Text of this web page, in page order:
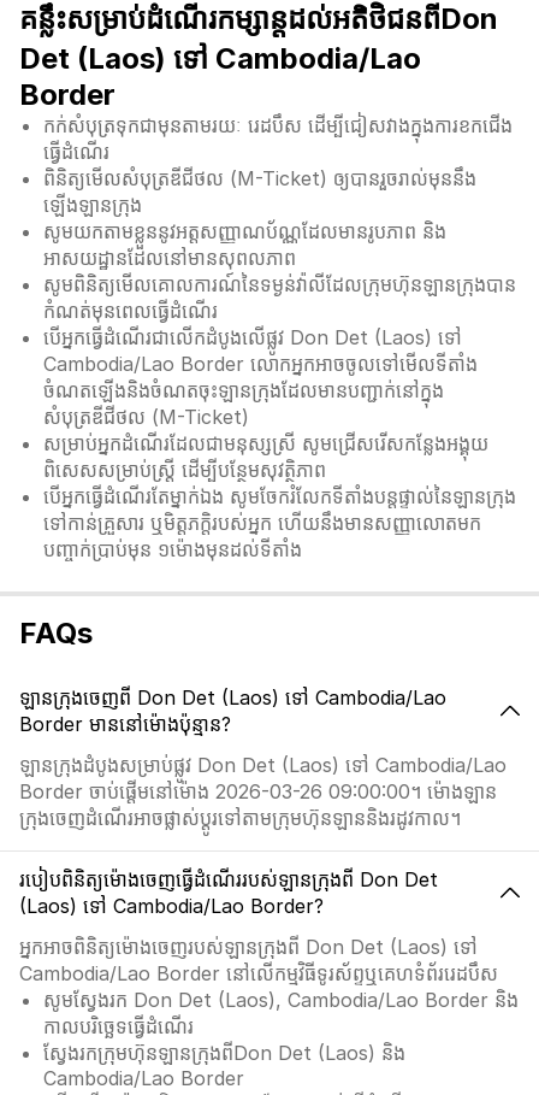
គន្លឹះសម្រាប់ដំណើរកម្សាន្តដល់អតិថិជនពីDon
Det (Laos) ទៅ Cambodia/Lao
Border
កក់សំបុត្រទុកជាមុនតាមរយៈ រេដបឹស ដើម្បីជៀសវាងក្នុងការខកជើង
ធ្វើដំណើរ
ពិនិត្យមើលសំបុត្រឌីជីថល (M-Ticket) ឲ្យបានរួចរាល់មុននឹង
ឡើងឡានក្រុង
សូមយកតាមខ្លួននូវអត្តសញ្ញាណប័ណ្ណដែលមានរូបភាព និង
អាសយដ្ឋានដែលនៅមានសុពលភាព
សូមពិនិត្យមើលគោលការណ៍នៃទម្ងន់វ៉ាលីដែលក្រុមហ៊ុនឡានក្រុងបាន
កំណត់មុនពេលធ្វើដំណើរ
បើអ្នកធ្វើដំណើរជាលើកដំបូងលើផ្លូវ Don Det (Laos) ទៅ
Cambodia/Lao Border លោកអ្នកអាចចូលទៅមើលទីតាំង
ចំណតឡើងនិងចំណតចុះឡានក្រុងដែលមានបញ្ជាក់នៅក្នុង
សំបុត្រឌីជីថល (M-Ticket)
សម្រាប់អ្នកដំណើរដែលជាមនុស្សស្រី សូមជ្រើសរើសកន្លែងអង្គុយ
ពិសេសសម្រាប់ស្ត្រី ដើម្បីបន្ថែមសុវត្ថិភាព
បើអ្នកធ្វើដំណើរតែម្នាក់ឯង សូមចែករំលែកទីតាំងបន្តផ្ទាល់នៃឡានក្រុង
ទៅកាន់គ្រួសារ ឬមិត្តភក្តិរបស់អ្នក ហើយនឹងមានសញ្ញាលោតមក
បញ្ចាក់ប្រាប់មុន ១ម៉ោងមុនដល់ទីតាំង
FAQs
ឡានក្រុងចេញពី Don Det (Laos) ទៅ Cambodia/Lao
Border មាននៅម៉ោងប៉ុន្មាន?
ឡានក្រុងដំបូងសម្រាប់ផ្លូវ Don Det (Laos) ទៅ Cambodia/Lao
Border ចាប់ផ្តើមនៅម៉ោង 2026-03-26 09:00:00។ ម៉ោងឡាន
ក្រុងចេញដំណើរអាចផ្លាស់ប្ដូរទៅតាមក្រុមហ៊ុនឡាននិងរដូវកាល។
របៀបពិនិត្យម៉ោងចេញធ្វើដំណើររបស់ឡានក្រុងពី Don Det
(Laos) ទៅ Cambodia/Lao Border?
អ្នកអាចពិនិត្យម៉ោងចេញរបស់ឡានក្រុងពី Don Det (Laos) ទៅ
Cambodia/Lao Border នៅលើកម្មវិធីទូរស័ព្ទឬគេហទំព័ររេដបឹស
សូមស្វែងរក Don Det (Laos), Cambodia/Lao Border និង
កាលបរិច្ឆេទធ្វើដំណើរ
ស្វែងរកក្រុមហ៊ុនឡានក្រុងពីDon Det (Laos) និង
Cambodia/Lao Border